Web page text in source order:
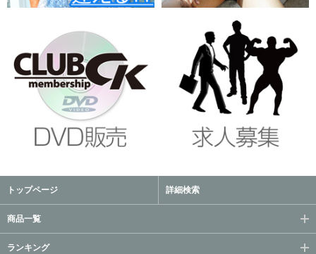
トップページ 詳細検索
商品一覧
ランキング